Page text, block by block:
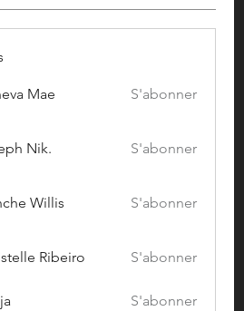
Mae S'abonner
Nik. S'abonner
Willis S'abonner
Ribeiro S'abonner
S'abonner